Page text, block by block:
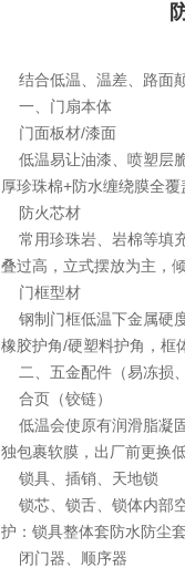
结合低温、温差、路面
一、门扇本体
门面板材/漆面
低温易让油漆、喷塑层
厚珍珠棉+防水缠绕膜全
防火芯材
常用珍珠岩、岩棉等填
叠过高，立式摆放为主，
门框型材
钢制门框低温下金属硬
橡胶护角/硬塑料护角，框
二、五金配件（易冻损
合页（铰链）
低温会使原有润滑脂凝
独包裹软膜，出厂前更换
锁具、插销、天地锁
锁芯、锁舌、锁体内部
护：锁具整体套防水防尘
闭门器、顺序器